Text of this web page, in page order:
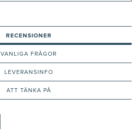
RECENSIONER
VANLIGA FRÅGOR
LEVERANSINFO
ATT TÄNKA PÅ